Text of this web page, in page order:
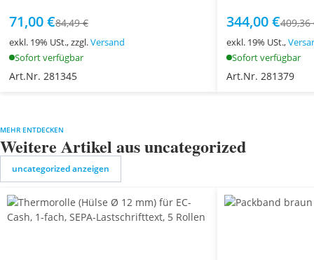
71,00 €84,49 €
exkl. 19% USt., zzgl.Versand
Sofort verfügbar
Art.Nr. 281345
344,00 €409,36
exkl. 19% USt.,
Sofort verfügbar
Art.Nr. 281379
MEHR ENTDECKEN
Weitere Artikel aus uncategorized
uncategorized anzeigen